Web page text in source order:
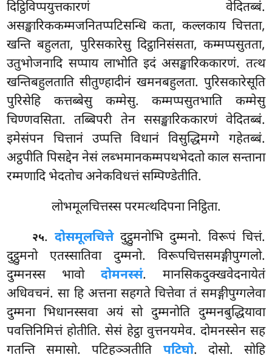
दिट्ठिविप्पयुत्तकारणं वेदितब्बं.
असङ्खारिककम्मजनितप्पटिसन्धि कता, कल्लकाय चित्तता,
खन्ति बहुलता, पुरिसकारेसु दिट्ठानिसंसता, कम्मप्पसुतता,
उतुभोजनादि सप्पाय लाभोति इदं असङ्खारिककारणं. तत्थ
खन्तिबहुलताति सीतुण्हादीनं खमनबहुलता. पुरिसकारेसूति
पुरिसेहि कत्तब्बेसु कम्मेसु. कम्मप्पसुतभाति कम्मेसु
चिण्णवसिता. तब्बिपरी तेन ससङ्खारिककारणं वेदितब्बं.
इमेसंपन चित्तानं उप्पत्ति विधानं विसुद्धिमग्गे गहेतब्बं.
अट्ठपीति पिसद्देन नेसं लब्भमानकम्मपथभेदतो काल सन्ताना
रम्मणादि भेदतोच अनेकविधत्तं सम्पिण्डेतीति.
लोभमूलचित्तस्स परमत्थदिपना निट्ठिता.
२५. दोसमूलचित्तेदुट्ठुमनोभि दुम्मनो. विरूपं चित्तं.
दुट्ठुमनो एतस्सातिवा दुम्मनो. विरूपचित्तसमङ्गीपुग्गलो.
दुम्मनस्स भावो दोमनस्सं. मानसिकदुक्खवेदनायेतं
अधिवचनं. सा हि अत्तना सहगते चित्तेवा तं समङ्गीपुग्गलेवा
दुम्मना भिधानस्सवा अयं सो दुम्मनोति दुम्मनबुद्धियावा
पवत्तिनिमित्तं होतीति. सेसं हेट्ठा वुत्तनयमेव. दोमनस्सेन सह
गतन्ति समासो. पटिहञ्ञतीति पटिघो. दोसो. सोहि